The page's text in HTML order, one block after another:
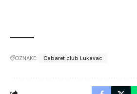
OZNAKE: Cabaret club Lukavac